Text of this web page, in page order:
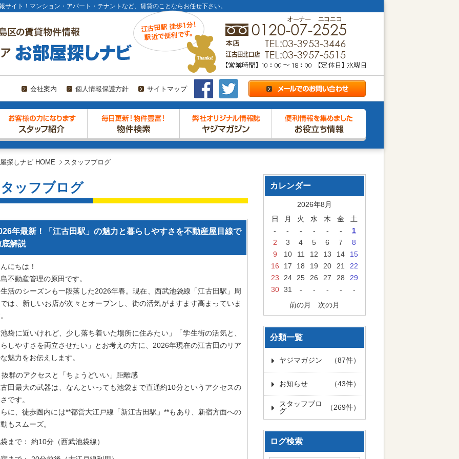
イト！マンション・アパート・テナントなど、賃貸のことならお任せ下さい。
会社案内 個人情報保護方針 サイトマップ
探しナビ HOME スタッフブログ
ッフブログ
年最新！「江古田駅」の魅力と暮らしやすさを不動産屋目線で
底解説
にちは！
不動産管理の原田です。
活のシーズンも一段落した2026年春。現在、西武池袋線「江古田駅」周
は、新しいお店が次々とオープンし、街の活気がますます高まっていま
袋に近いけれど、少し落ち着いた場所に住みたい」「学生街の活気と、
しやすさを両立させたい」とお考えの方に、2026年現在の江古田のリア
魅力をお伝えします。
抜群のアクセスと「ちょうどいい」距離感
田最大の武器は、なんといっても池袋まで直通約10分というアクセスの
です。
に、徒歩圏内には**都営大江戸線「新江古田駅」**もあり、新宿方面への
もスムーズ。
まで： 約10分（西武池袋線）
カレンダー
2026年8月
日
月 火 水 木 金
土
-
- - - - -
1
2
3 4 5 6 7
8
9
10 11 12 13 14
15
16
17 18 19 20 21
22
23
24 25 26 27 28
29
30 31 - - - -
-
前の月
次の月
分類一覧
ヤジマガジン （87件）
お知らせ （43件）
スタッフブロ
グ
（269件）
ログ検索